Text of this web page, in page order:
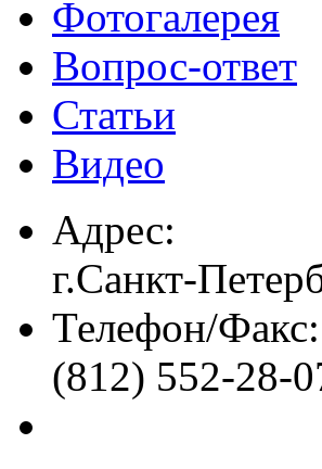
Фотогалерея
Вопрос-ответ
Статьи
Видео
Адрес:
г.Санкт-
Телефон/Факс:
(812) 552-28-